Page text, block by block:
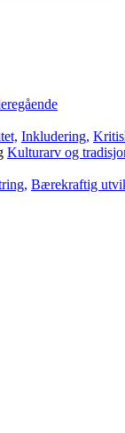
Inkludering,
Kulturarv og
Bærekraftig